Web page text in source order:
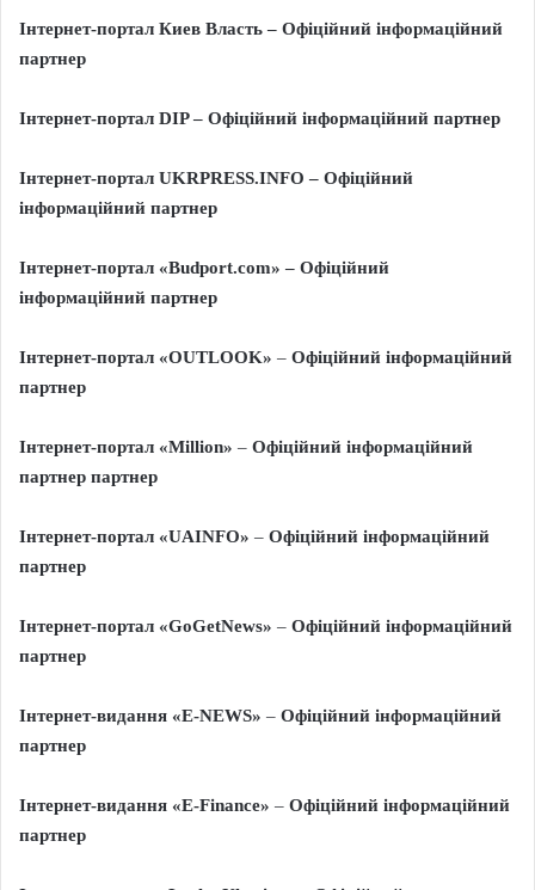
Інтернет-портал Киев Власть – Офіційний інформаційний
партнер
Інтернет-портал DIP– Офіційний інформаційний партнер
Інтернет-портал UKRPRESS.INFO – Офіційний
інформаційний партнер
Інтернет-портал «Budport.com» – Офіційний
інформаційний партнер
Інтернет-портал «OUTLOOK» – Офіційний інформаційний
партнер
Інтернет-портал «Million» – Офіційний інформаційний
партнер партнер
Інтернет-портал «UAINFO» – Офіційний інформаційний
партнер
Інтернет-портал «GoGetNews» – Офіційний інформаційний
партнер
Інтернет-видання «E-NEWS» – Офіційний інформаційний
партнер
Інтернет-видання «E-Finance» – Офіційний інформаційний
партнер